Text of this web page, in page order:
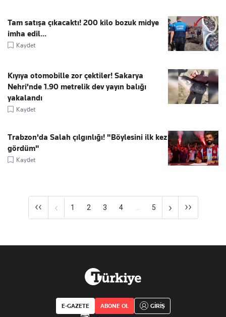
Tam satışa çıkacaktı! 200 kilo bozuk midye
imha edil...
Kaydet
Kıyıya otomobille zor çektiler! Sakarya
Nehri'nde 1.90 metrelik dev yayın balığı
yakalandı
Kaydet
Trabzon'da Salah çılgınlığı! "Böylesini ilk kez
gördüm"
Kaydet
‹‹ ‹ 1 2 3 4 5 › ››
E-GAZETE ABONE OL GİRİŞ